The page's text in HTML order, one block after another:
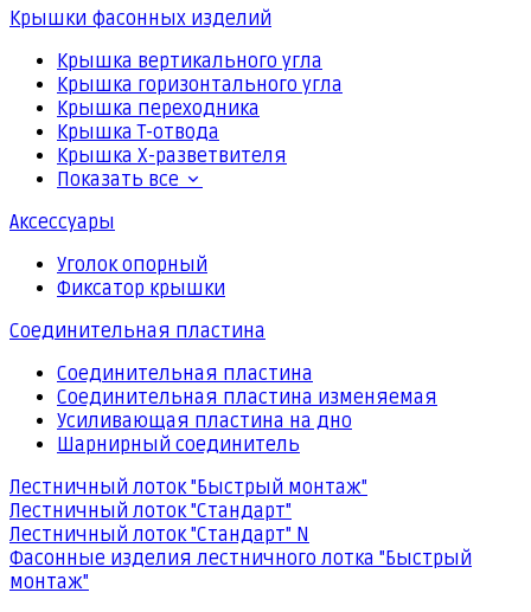
Крышки фасонных изделий
Крышка вертикального угла
Крышка горизонтального угла
Крышка переходника
Крышка Т-отвода
Крышка Х-разветвителя
Показать все
Аксессуары
Уголок опорный
Фиксатор крышки
Соединительная пластина
Соединительная пластина
Соединительная пластина изменяемая
Усиливающая пластина на дно
Шарнирный соединитель
Лестничный лоток "Быстрый монтаж"
Лестничный лоток "Стандарт"
Лестничный лоток "Стандарт" N
Фасонные изделия лестничного лотка "Быстрый
монтаж"